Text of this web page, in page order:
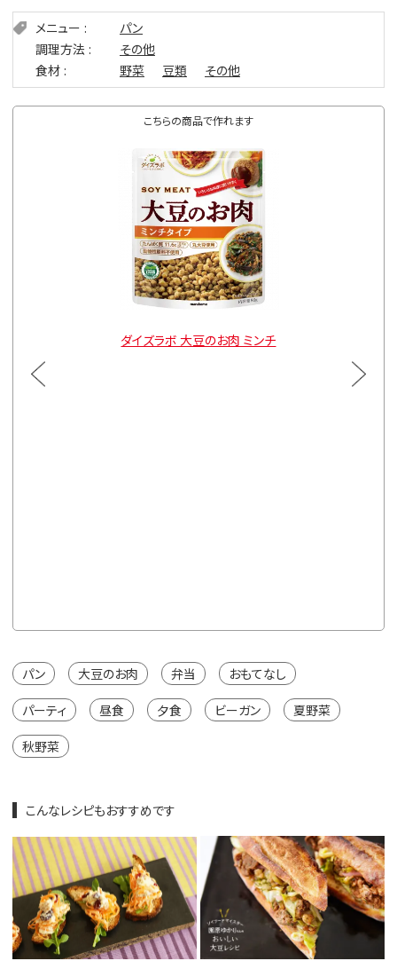
メニュー
パン
調理方法
その他
食材
野菜 豆類 その他
こちらの商品で作れます
ダイズラボ 大豆のお肉 ミンチ
パン 大豆のお肉 弁当 おもてなし
パーティ 昼食 夕食 ビーガン 夏野菜
秋野菜
こんなレシピもおすすめです